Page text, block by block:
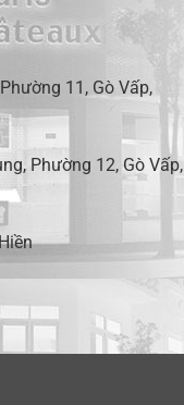
11, Gò Vấp,
Phường 12, Gò Vấp,